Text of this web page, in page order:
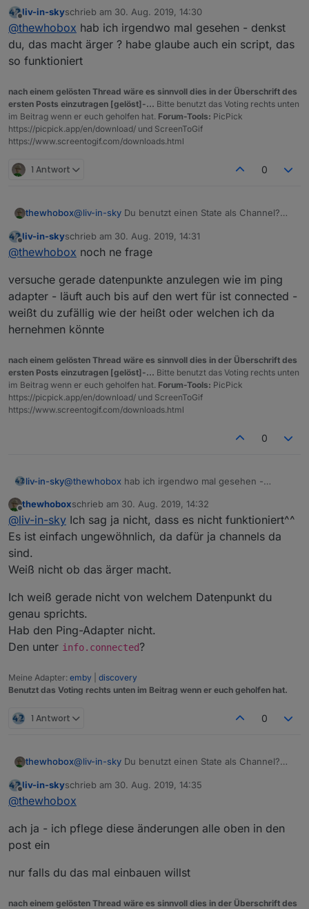
Offline
liv-in-skyschrieb am 30. Aug. 2019, 14:30
zuletzt editiert von
@thewhobox hab ich irgendwo mal gesehen - denkst
du, das macht ärger ? habe glaube auch ein script, das
so funktioniert
nach einem gelösten Thread wäre es sinnvoll dies in der Überschrift des
ersten Posts einzutragen [gelöst]-... Bitte benutzt das Voting rechts unten
im Beitrag wenn er euch geholfen hat. Forum-Tools: PicPick
https://picpick.app/en/download/ und ScreenToGif
https://www.screentogif.com/downloads.html
1 Antwort 0
thewhobox@liv-in-sky Du benutzt einen State als Channel?
Offline
liv-in-skyschrieb am 30. Aug. 2019, 14:31
zuletzt editiert von
@thewhobox noch ne frage
versuche gerade datenpunkte anzulegen wie im ping
adapter - läuft auch bis auf den wert für ist connected -
weißt du zufällig wie der heißt oder welchen ich da
hernehmen könnte
nach einem gelösten Thread wäre es sinnvoll dies in der Überschrift des
ersten Posts einzutragen [gelöst]-... Bitte benutzt das Voting rechts unten
im Beitrag wenn er euch geholfen hat. Forum-Tools: PicPick
https://picpick.app/en/download/ und ScreenToGif
https://www.screentogif.com/downloads.html
0
liv-in-sky@thewhobox hab ich irgendwo mal gesehen -
script, das so funktioniert
Offline
thewhoboxschrieb am 30. Aug. 2019, 14:32
zuletzt editiert von
@liv-in-sky Ich sag ja nicht, dass es nicht funktioniert^^
Es ist einfach ungewöhnlich, da dafür ja channels da
sind.
Weiß nicht ob das ärger macht.
Ich weiß gerade nicht von welchem Datenpunkt du
genau sprichts.
Hab den Ping-Adapter nicht.
Den unter info.connected?
Meine Adapter: emby
discovery
Benutzt das Voting rechts unten im Beitrag wenn er euch geholfen hat.
1 Antwort 0
thewhobox@liv-in-sky Du benutzt einen State als Channel?
Offline
liv-in-skyschrieb am 30. Aug. 2019, 14:35
zuletzt editiert von
@thewhobox
ach ja - ich pflege diese änderungen alle oben in den
post ein
nur falls du das mal einbauen willst
nach einem gelösten Thread wäre es sinnvoll dies in der Überschrift des